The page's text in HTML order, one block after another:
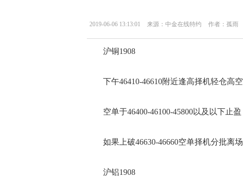
2019-06-06 13:13:01 来源：中金在线特约 作者：孤雨
沪铜1908
下午46410-46610附近逢高择机轻仓高空
空单于46400-46100-45800以及以下止盈
如果上破46630-46660空单择机分批离场
沪铝1908